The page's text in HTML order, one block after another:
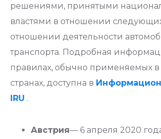
решениями, принятыми
властями в отношении
отношении деятельности
транспорта. Подробная
правилах, обычно применяемых в
странах, доступна в
IRU .
Австрия— 6 апреля 2020